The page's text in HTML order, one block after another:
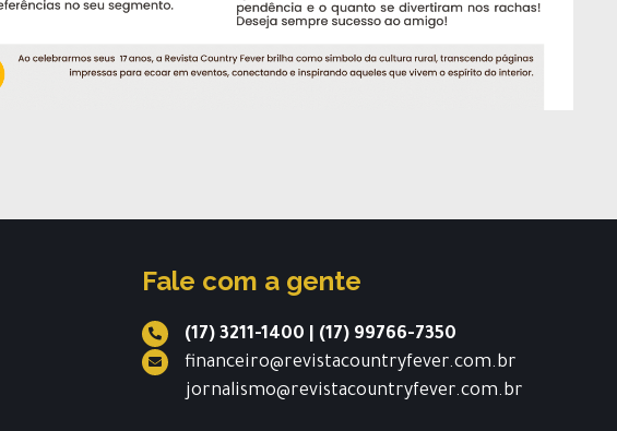
Fale com a gente
(17) 3211-1400
(17) 99766-7350
financeiro@revistacountryfever.com.br
jornalismo@revistacountryfever.com.br